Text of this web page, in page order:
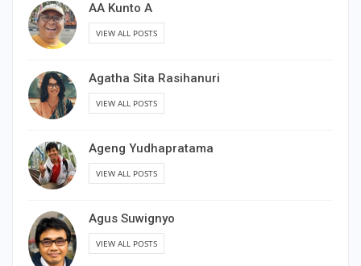
AA Kunto A
VIEW ALL POSTS
Agatha Sita Rasihanuri
VIEW ALL POSTS
Ageng Yudhapratama
VIEW ALL POSTS
Agus Suwignyo
VIEW ALL POSTS